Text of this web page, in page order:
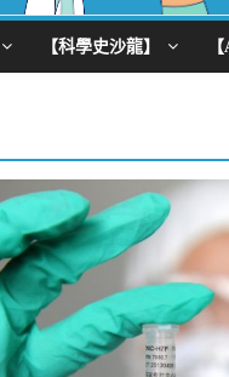
【科學史沙龍】